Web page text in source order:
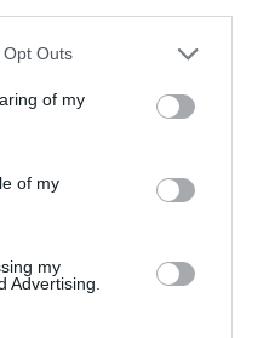
Outs
of my
of my
my
Advertising.
!
participez